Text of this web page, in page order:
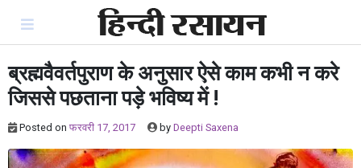
content
ब्रह्मवैवर्तपुराण के अनुसार ऐसे काम कभी न करे
जिससे पछताना पड़े भविष्य में !
Posted on फरवरी 17, 2017 by Deepti Saxena